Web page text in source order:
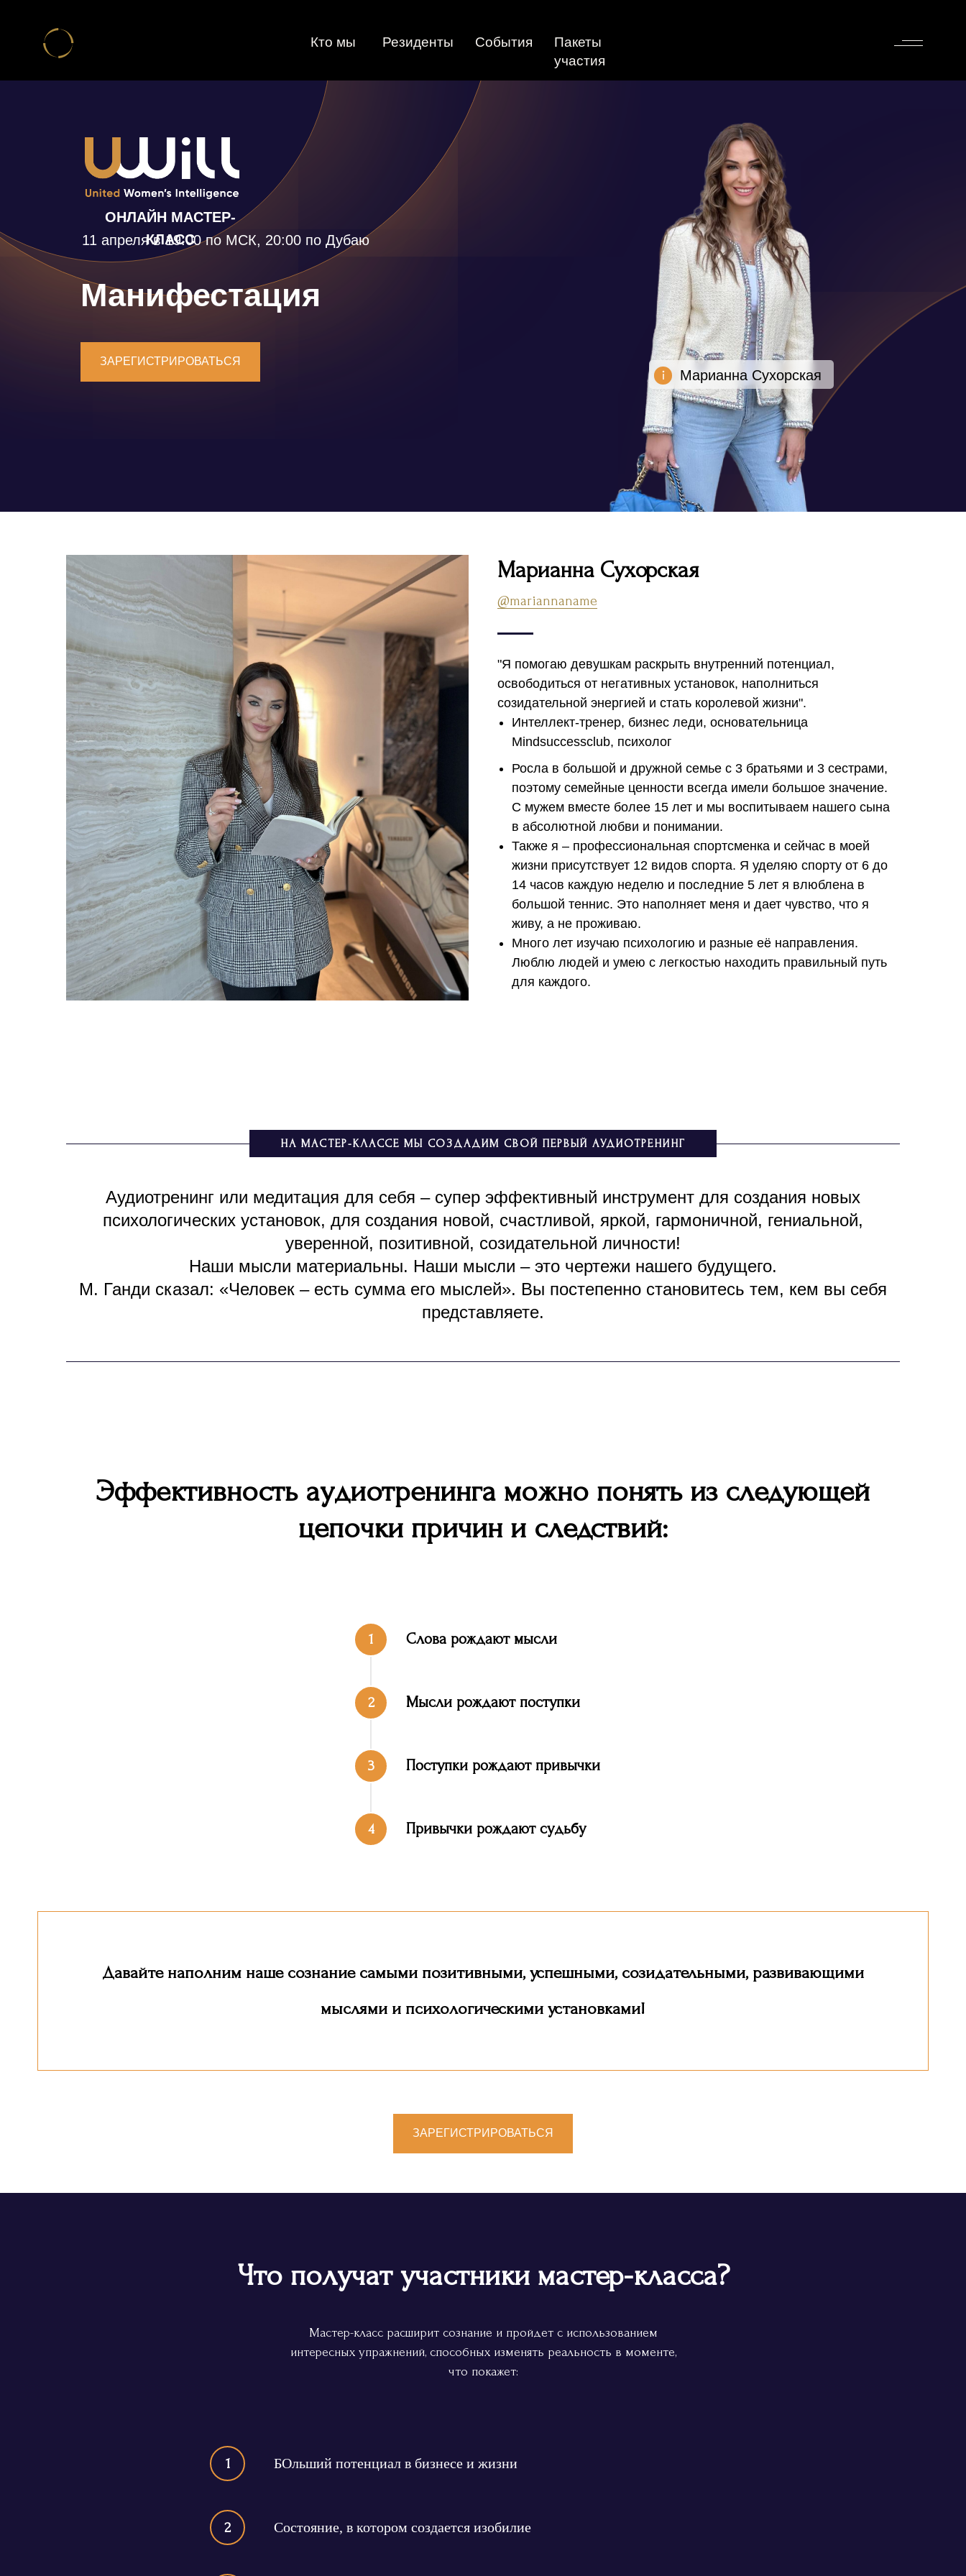
Кто мы События
Резиденты
Пакеты
участия
ЗАРЕГИСТРИРОВАТЬСЯ
Марианна Сухорская
ОНЛАЙН МАСТЕР-
КЛАСС
11 апреля в 19:00 по МСК, 20:00 по Дубаю
Манифестация
Марианна Сухорская
@mariannaname
"Я помогаю девушкам раскрыть внутренний потенциал,
освободиться от негативных установок, наполниться
созидательной энергией и стать королевой жизни".
Интеллект-тренер, бизнес леди, основательница
Mindsuccessclub, психолог
Росла в большой и дружной семье с 3 братьями и 3 сестрами,
поэтому семейные ценности всегда имели большое значение.
С мужем вместе более 15 лет и мы воспитываем нашего сына
в абсолютной любви и понимании.
Также я – профессиональная спортсменка и сейчас в моей
жизни присутствует 12 видов спорта. Я уделяю спорту от 6 до
14 часов каждую неделю и последние 5 лет я влюблена в
большой теннис. Это наполняет меня и дает чувство, что я
живу, а не проживаю.
Много лет изучаю психологию и разные её направления.
Люблю людей и умею с легкостью находить правильный путь
для каждого.
НА МАСТЕР-КЛАССЕ МЫ СОЗДАДИМ СВОЙ ПЕРВЫЙ АУДИОТРЕНИНГ
Аудиотренинг или медитация для себя – супер эффективный инструмент для создания новых
психологических установок, для создания новой, счастливой, яркой, гармоничной, гениальной,
уверенной, позитивной, созидательной личности!
Наши мысли материальны. Наши мысли – это чертежи нашего будущего.
М. Ганди сказал: «Человек – есть сумма его мыслей». Вы постепенно становитесь тем, кем вы себя
представляете.
Эффективность аудиотренинга можно понять из следующей
цепочки причин и следствий:
1 Слова рождают мысли
2 Мысли рождают поступки
3 Поступки рождают привычки
4 Привычки рождают судьбу
Давайте наполним наше сознание самыми позитивными, успешными, созидательными, развивающими
мыслями и психологическими установками!
ЗАРЕГИСТРИРОВАТЬСЯ
Что получат участники мастер-класса?
Мастер-класс расширит сознание и пройдет с использованием
интересных упражнений, способных изменять реальность в моменте,
что покажет:
1 БОльший потенциал в бизнесе и жизни
2 Состояние, в котором создается изобилие